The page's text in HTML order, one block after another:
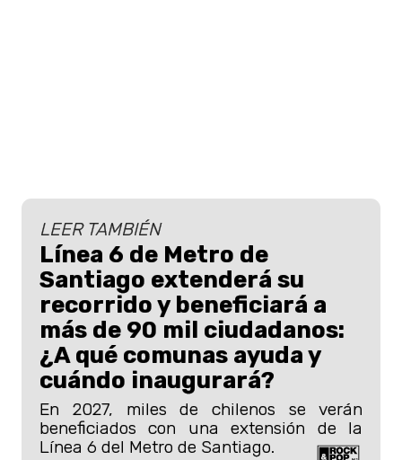
LEER TAMBIÉN
Línea 6 de Metro de
Santiago extenderá su
recorrido y beneficiará a
más de 90 mil ciudadanos:
¿A qué comunas ayuda y
cuándo inaugurará?
En 2027, miles de chilenos se verán
beneficiados con una extensión de la
Línea 6 del Metro de Santiago.